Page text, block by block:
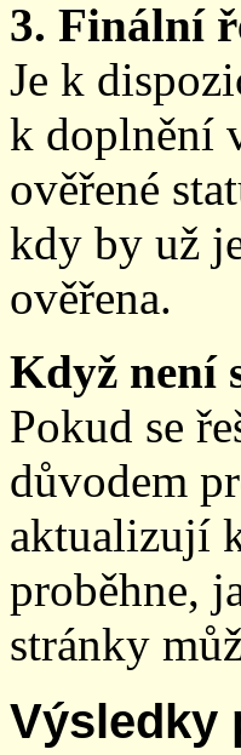
3. Finální
Je k
k doplnění
ověřené
kdy by už
ověřena.
Když není
Pokud se
důvodem
aktualizují
proběhne,
stránky
Výsledky